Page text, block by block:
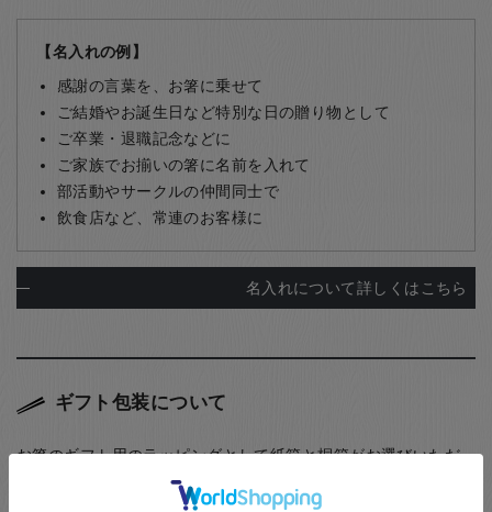
【名入れの例】
感謝の言葉を、お箸に乗せて
ご結婚やお誕生日など特別な日の贈り物として
ご卒業・退職記念などに
ご家族でお揃いの箸に名前を入れて
部活動やサークルの仲間同士で
飲食店など、常連のお客様に
名入れについて詳しくはこちら
ギフト包装について
お箸のギフト用のラッピングとして紙箱と桐箱がお選びいただ
けます。また、ご家族用として5膳まで入る紙箱もご用意してお